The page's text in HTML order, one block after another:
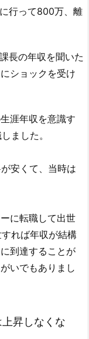
行って800万、離
長の年収を聞いた
ショックを受け
涯年収を意識す
ました。
安くて、当時は
に転職して出世
れば年収が結構
到達することが
いでもありまし
昇しなくな